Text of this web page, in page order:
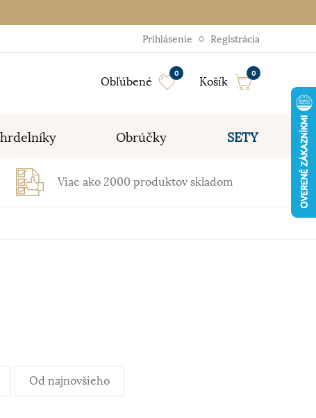
Prihlásenie Registrácia
Obľúbené
0
Košík
0
Obrúčky SETY
Viac ako 2000 produktov skladom
Od najnovšieho